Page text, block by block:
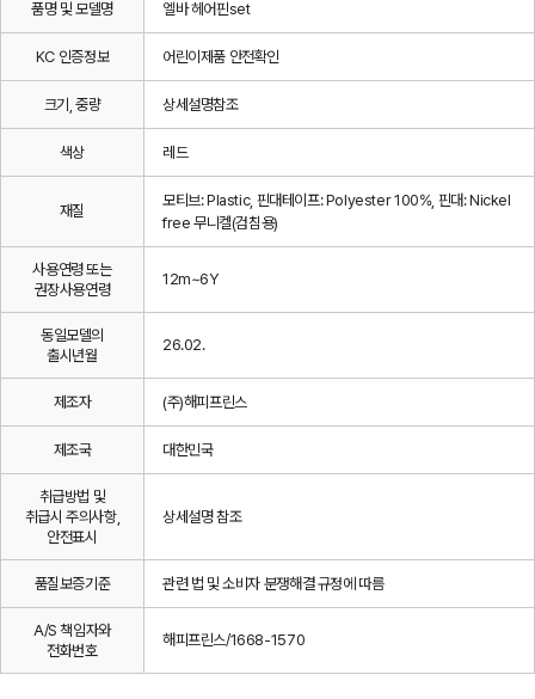
품명 및 모델명 엘바 헤어핀set
KC 인증정보 어린이제품 안전확인
크기, 중량 상세설명참조
색상 레드
재질
모티브: Plastic, 핀대테이프: Polyester 100%, 핀대: Nickel
free 무니켈(검침용)
사용연령 또는
권장사용연령
12m~6Y
동일모델의
출시년월
26.02.
제조자 (주)해피프린스
제조국 대한민국
취급방법 및
취급시 주의사항,
안전표시
상세설명 참조
품질보증기준 관련 법 및 소비자 분쟁해결 규정에 따름
A/S 책임자와
전화번호
해피프린스/1668-1570